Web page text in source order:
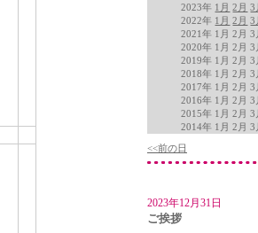
2023年 1月 2月 3
2022年 1月 2月 3
2021年 1月 2月
2020年 1月 2月
2019年 1月 2月
2018年 1月 2月
2017年 1月 2月
2016年 1月 2月
2015年 1月 2月
2014年 1月 2月
<<前の日
2023年12月31日
ご挨拶